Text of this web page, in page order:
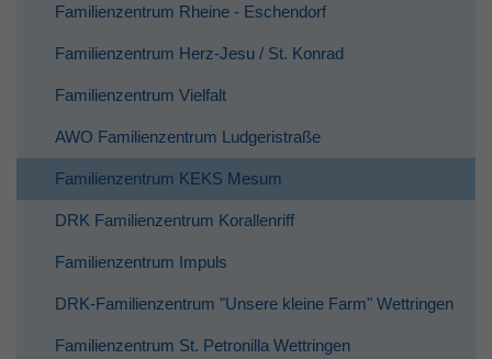
Familienzentrum Rheine - Eschendorf
Familienzentrum Herz-Jesu / St. Konrad
Familienzentrum Vielfalt
AWO Familienzentrum Ludgeristraße
Familienzentrum KEKS Mesum
DRK Familienzentrum Korallenriff
Familienzentrum Impuls
DRK-Familienzentrum "Unsere kleine Farm" Wettringen
Familienzentrum St. Petronilla Wettringen